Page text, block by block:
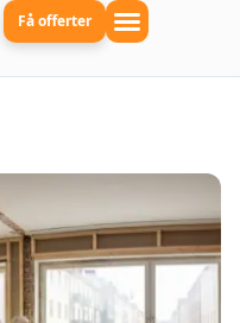
Få offerter